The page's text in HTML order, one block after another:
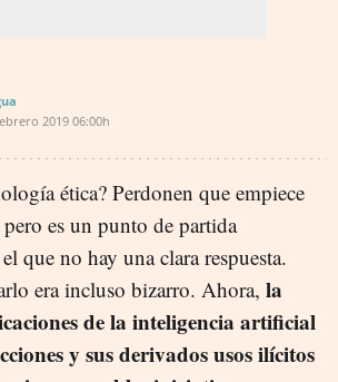
2019 06:00h
ética? Perdonen que empiece
es un punto de partida
que no hay una clara respuesta.
era incluso bizarro. Ahora, la
de la inteligencia artificial
y sus derivados usos ilícitos